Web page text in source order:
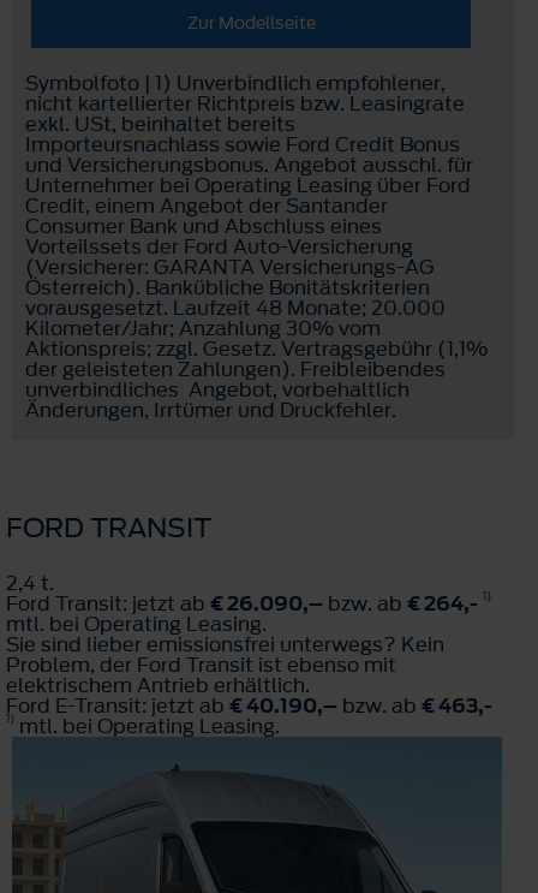
Zur Modellseite
Symbolfoto | 1) Unverbindlich empfohlener,
nicht kartellierter Richtpreis bzw. Leasingrate
exkl. USt, beinhaltet bereits
Importeursnachlass sowie Ford Credit Bonus
und Versicherungsbonus. Angebot ausschl. für
Unternehmer bei Operating Leasing über Ford
Credit, einem Angebot der Santander
Consumer Bank und Abschluss eines
Vorteilssets der Ford Auto-Versicherung
(Versicherer: GARANTA Versicherungs-AG
Österreich). Bankübliche Bonitätskriterien
vorausgesetzt. Laufzeit 48 Monate; 20.000
Kilometer/Jahr; Anzahlung 30% vom
Aktionspreis; zzgl. Gesetz. Vertragsgebühr (1,1%
der geleisteten Zahlungen). Freibleibendes
unverbindliches Angebot, vorbehaltlich
Änderungen, Irrtümer und Druckfehler.
FORD TRANSIT
2,4 t.
Ford Transit: jetzt ab € 26.090,– bzw. ab € 264,- 1)
mtl. bei Operating Leasing.
Sie sind lieber emissionsfrei unterwegs? Kein
Problem, der Ford Transit ist ebenso mit
elektrischem Antrieb erhältlich.
Ford E-Transit: jetzt ab € 40.190,– bzw. ab € 463,-
1) mtl. bei Operating Leasing.